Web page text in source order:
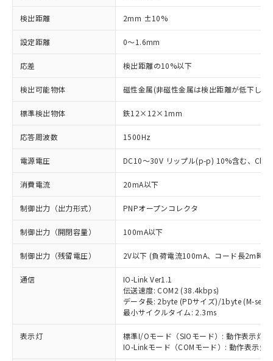
検出距離 2mm ±10%
設定距離 0～1.6mm
応差 検出距離の10%以下
検出可能物体 磁性金属(非磁性金属は検出距離が低下しま
標準検出物体 鉄12×12×1mm
応答周波数 1500Hz
電源電圧 DC10～30V リップル(p-p) 10%含む、
消費電流 20mA以下
制御出力（出力形式） PNPオープンコレクタ
制御出力（開閉容量） 100mA以下
制御出力（残留電圧） 2V以下 (負荷電流100mA、コード長2m時)
通信
IO-Link Ver1.1
伝送速度: COM2 (38.4kbps)
データ長: 2byte (PDサイズ)/1byte (M-
最小サイクルタイム: 2.3ms
表示灯
標準I/Oモード（SIOモード）: 動作表示灯(
IO-Linkモード（COMモード）: 動作表示